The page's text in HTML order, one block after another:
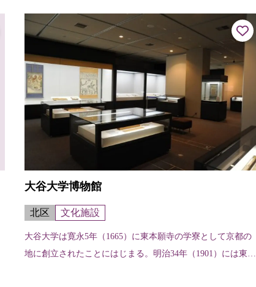
いう風土が産み育てた文化の紹介、...
大谷大学博物館
北区 文化施設
大谷大学は寛永5年（1665）に東本願寺の学寮として京都の
地に創立されたことにはじまる。明治34年（1901）には東京